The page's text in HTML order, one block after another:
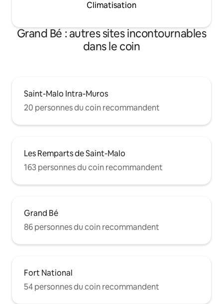
Climatisation
Grand Bé : autres sites incontournables
dans le coin
Saint-Malo Intra-Muros
20 personnes du coin recommandent
Les Remparts de Saint-Malo
163 personnes du coin recommandent
Grand Bé
86 personnes du coin recommandent
Fort National
54 personnes du coin recommandent